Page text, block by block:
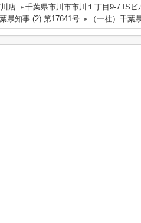
店
千葉県市川市市川１丁目9-7 ISビ
県知事 (2) 第17641号 （一社）千葉